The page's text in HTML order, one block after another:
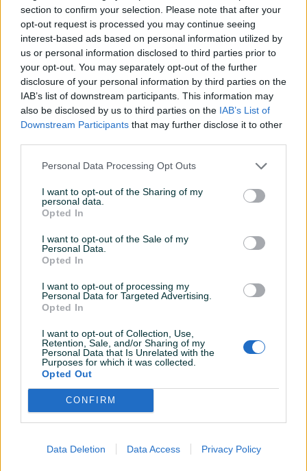
section to confirm your selection. Please note that after your
opt-out request is processed you may continue seeing
interest-based ads based on personal information utilized by
us or personal information disclosed to third parties prior to
your opt-out. You may separately opt-out of the further
disclosure of your personal information by third parties on the
IAB’s list of downstream participants. This information may
also be disclosed by us to third parties on the IAB’s List of
Downstream Participants that may further disclose it to other
Personal Data Processing Opt Outs
I want to opt-out of the Sharing of my
personal data.
Opted In
I want to opt-out of the Sale of my
Personal Data.
Opted In
I want to opt-out of processing my
Personal Data for Targeted Advertising.
Opted In
I want to opt-out of Collection, Use,
Retention, Sale, and/or Sharing of my
Personal Data that Is Unrelated with the
Purposes for which it was collected.
Opted Out
CONFIRM
Data Deletion Data Access Privacy Policy
Datum objave 20.12.2025
Oprema
Klimatizacija Jednozonska
Muzika/ozvučenje CD MP3
Parking senzori Nazad
Metalik
Tempomat
El. podizači stakala
Naslon za ruku
Maglenke
Električni retrovizori
ISOFIX